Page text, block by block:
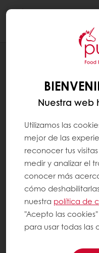
Nuestra web
Utilizamos las
mejor de las
reconocer tus
medir y analizar el
conocer más
cómo
nuestra política de
"Acepto las
para usar todas las